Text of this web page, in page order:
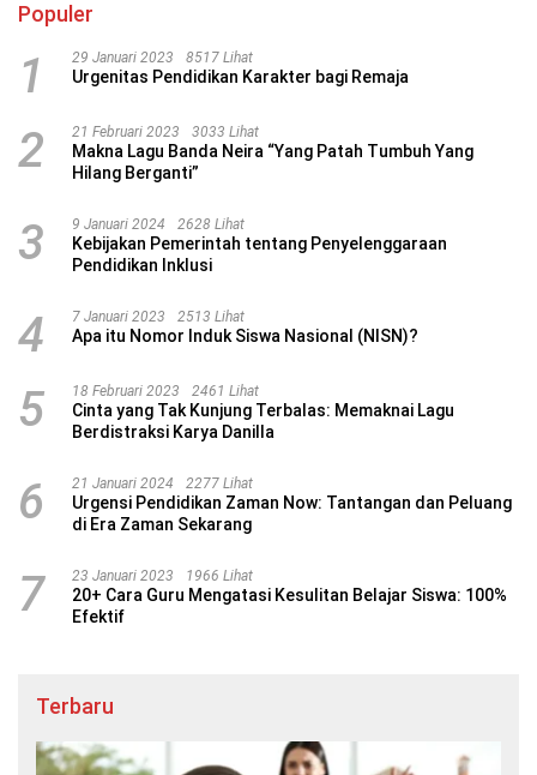
Populer
1 29 Januari 2023 8517 Lihat
Urgenitas Pendidikan Karakter bagi Remaja
2 21 Februari 2023 3033 Lihat
Makna Lagu Banda Neira “Yang Patah Tumbuh Yang
Hilang Berganti”
3 9 Januari 2024 2628 Lihat
Kebijakan Pemerintah tentang Penyelenggaraan
Pendidikan Inklusi
4 7 Januari 2023 2513 Lihat
Apa itu Nomor Induk Siswa Nasional (NISN)?
5 18 Februari 2023 2461 Lihat
Cinta yang Tak Kunjung Terbalas: Memaknai Lagu
Berdistraksi Karya Danilla
6 21 Januari 2024 2277 Lihat
Urgensi Pendidikan Zaman Now: Tantangan dan Peluang
di Era Zaman Sekarang
7 23 Januari 2023 1966 Lihat
20+ Cara Guru Mengatasi Kesulitan Belajar Siswa: 100%
Efektif
Terbaru